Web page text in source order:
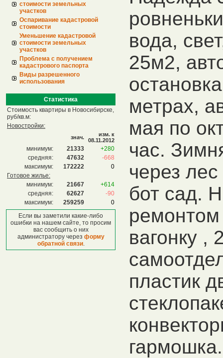
стоимости земельных
участков
Оспаривание кадастровой
стоимости
Уменьшение кадастровой
стоимости земельных
участков
Проблема с получением
кадастрового паспорта
Виды разрешенного
использования
Статистика
Стоимость квартиры в Новосибирске,
руб/кв.м:
Новостройки:
знач.
изм. к
08.11.2012
минимум: 21333
+280
средняя:
47632
-668
максимум:
172222
0
Готовое жилье:
минимум:
21667
+614
средняя:
62627
-90
максимум:
259259
0
Если вы заметили какие-либо
ошибки на нашем сайте, то просим
вас сообщить о них
администратору через форму
обратной связи.
вода,
25м2,
метрах,
мая по
час.
через
бот сад.
вагонку ,
пластик
гармошка.